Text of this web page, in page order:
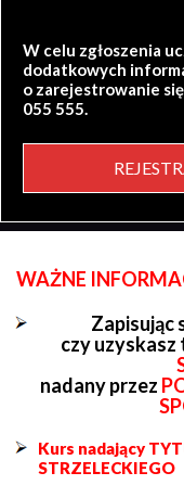
W celu zgłoszenia
dodatkowych
o zarejestrowanie
055 555.
WAŻNE
Zapisując
czy uzyskasz
nadany przez
Kurs nadający
STRZELECKIEGO